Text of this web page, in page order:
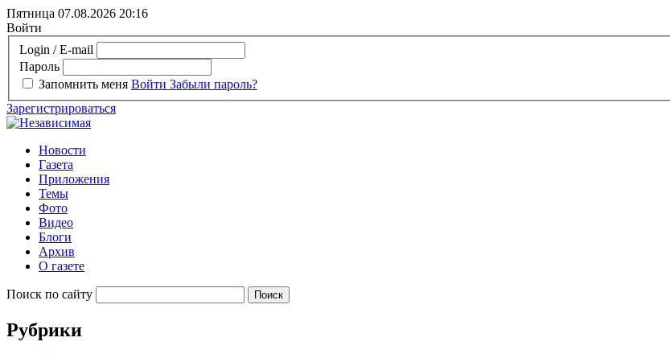
Пятница 07.08.2026 20:16
Войти
Login / E-mail
Пароль
Запомнить меня Войти Забыли пароль?
Зарегистрироваться
Новости
Газета
Приложения
Темы
Фото
Видео
Блоги
Архив
О газете
Поиск по сайту
Рубрики